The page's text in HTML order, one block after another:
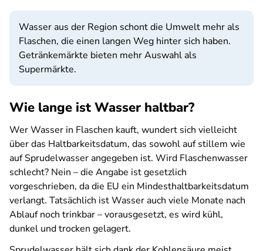
Wasser aus der Region schont die Umwelt mehr als
Flaschen, die einen langen Weg hinter sich haben.
Getränkemärkte bieten mehr Auswahl als
Supermärkte.
Wie lange ist Wasser haltbar?
Wer Wasser in Flaschen kauft, wundert sich vielleicht
über das Haltbarkeitsdatum, das sowohl auf stillem wie
auf Sprudelwasser angegeben ist. Wird Flaschenwasser
schlecht? Nein – die Angabe ist gesetzlich
vorgeschrieben, da die EU ein Mindesthaltbarkeitsdatum
verlangt. Tatsächlich ist Wasser auch viele Monate nach
Ablauf noch trinkbar – vorausgesetzt, es wird kühl,
dunkel und trocken gelagert.